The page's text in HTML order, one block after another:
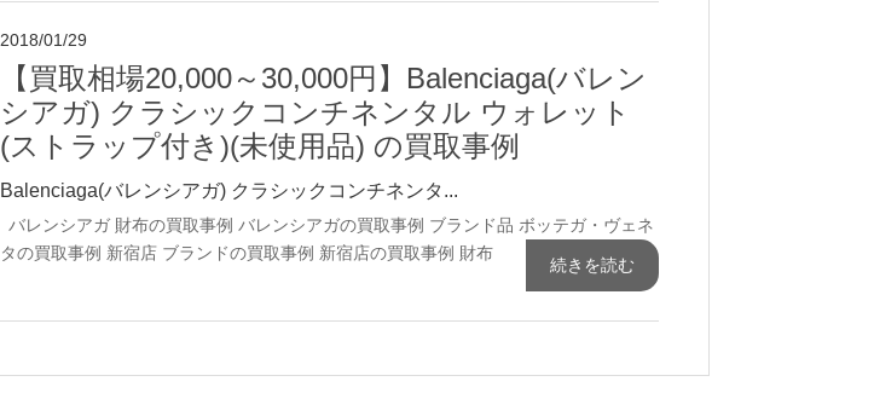
2018/01/29
【買取相場20,000～30,000円】Balenciaga(バレン
シアガ) クラシックコンチネンタル ウォレット
(ストラップ付き)(未使用品) の買取事例
Balenciaga(バレンシアガ) クラシックコンチネンタ...
バレンシアガ 財布の買取事例 バレンシアガの買取事例 ブランド品 ボッテガ・ヴェネ
タの買取事例 新宿店 ブランドの買取事例 新宿店の買取事例 財布
続きを読む